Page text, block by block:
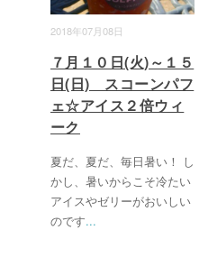
2018年07月08日
７月１０日(火)～１５
日(日) スコーンパフ
ェ☆アイス２倍ウィ
ーク
夏だ、夏だ、毎日暑い！ し
かし、暑いからこそ冷たい
アイスやゼリーがおいしい
のです...